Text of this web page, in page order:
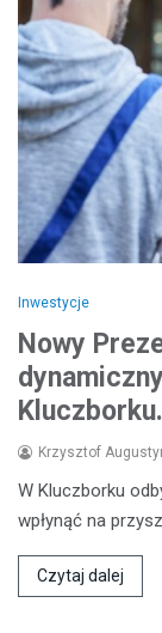
Inwestycje
Nowy
Kluczborku.
Krzysztof
W Kluczborku
wpłynąć na
Czytaj dalej